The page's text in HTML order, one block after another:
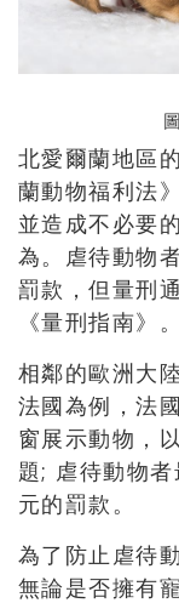
北愛爾蘭地區
蘭動物福利法
並造成不必要
為。虐待動物
罰款，但量刑
《量刑指南》。
相鄰的歐洲大
法國為例，法
窗展示動物，
題; 虐待動物
元的罰款。
為了防止虐待
無論是否擁有